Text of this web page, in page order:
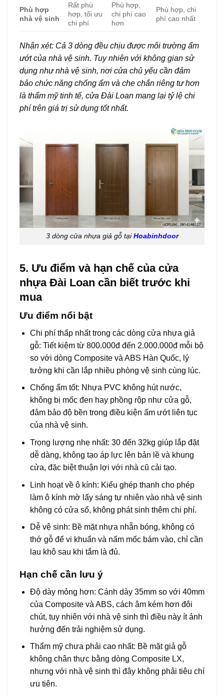
Phù hợp
nhà vệ sinh
Rất phù
hợp, tối ưu
chi phí
Phù hợp,
chi phí cao
hơn
Phù hợp, chi
phí cao nhất
Nhận xét: Cả 3 dòng đều chịu được môi trường ẩm
ướt của nhà vệ sinh. Tuy nhiên với không gian sử
dụng như nhà vệ sinh, nơi cửa chủ yếu cần đảm
bảo chức năng chống ẩm và che chắn riêng tư hơn
là thẩm mỹ tinh tế, cửa Đài Loan mang lại tỷ lệ chi
phí trên giá trị sử dụng tốt nhất.
3 dòng cửa nhựa giả gỗ tạiHoabinhdoor
5. Ưu điểm và hạn chế của cửa
nhựa Đài Loan cần biết trước khi
mua
Ưu điểm nổi bật
Chi phí thấp nhất trong các dòng cửa nhựa giả
gỗ: Tiết kiệm từ 800.000đ đến 2.000.000đ mỗi bộ
so với dòng Composite và ABS Hàn Quốc, lý
tưởng khi cần lắp nhiều phòng vệ sinh cùng lúc.
Chống ẩm tốt: Nhựa PVC không hút nước,
không bị mốc đen hay phồng rộp như cửa gỗ,
đảm bảo độ bền trong điều kiện ẩm ướt liên tục
của nhà vệ sinh.
Trọng lượng nhẹ nhất: 30 đến 32kg giúp lắp đặt
dễ dàng, không tạo áp lực lên bản lề và khung
cửa, đặc biệt thuận lợi với nhà cũ cải tạo.
Linh hoạt về ô kính: Kiểu ghép thanh cho phép
làm ô kính mờ lấy sáng tự nhiên vào nhà vệ sinh
không có cửa sổ, không phát sinh thêm chi phí.
Dễ vệ sinh: Bề mặt nhựa nhẵn bóng, không có
thớ gỗ để vi khuẩn và nấm mốc bám vào, chỉ cần
lau khô sau khi tắm là đủ.
Hạn chế cần lưu ý
Độ dày mỏng hơn: Cánh dày 35mm so với 40mm
của Composite và ABS, cách âm kém hơn đôi
chút, tuy nhiên với nhà vệ sinh thì điều này ít ảnh
hưởng đến trải nghiệm sử dụng.
Thẩm mỹ chưa phải cao nhất: Bề mặt giả gỗ
không chân thực bằng dòng Composite LX,
nhưng với nhà vệ sinh thì đây không phải tiêu chí
ưu tiên.